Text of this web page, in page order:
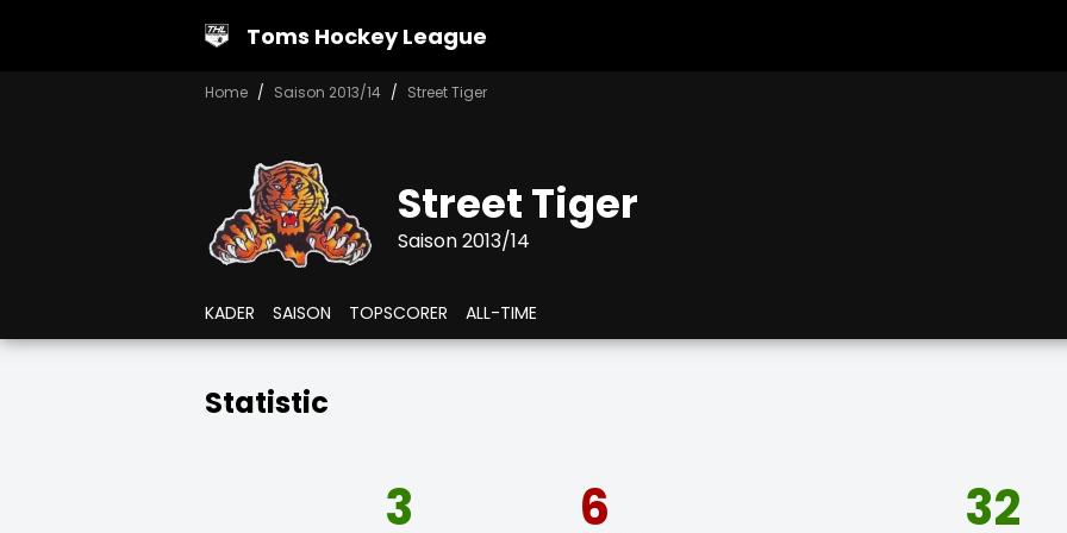
Toms Hockey League
Home Saison 2013/14 Street Tiger
Street Tiger
Saison 2013/14
KADER SAISON TOPSCORER ALL-TIME
Statistic
3 6 32